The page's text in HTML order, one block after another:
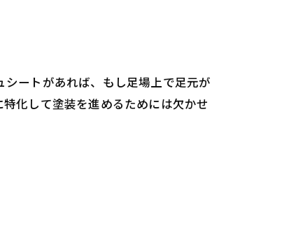
ートがあれば、もし足場上で足元が
化して塗装を進めるためには欠かせ